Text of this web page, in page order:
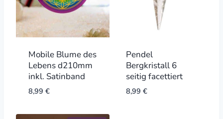
Mobile Blume des
Lebens d210mm
inkl. Satinband
8,99 €
Pendel
Bergkristall 6
seitig facettiert
8,99 €